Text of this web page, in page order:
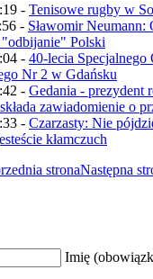
- Tenisowe rugby w
- Sławomir Neumann:
Polski
- 40-lecia Specjalnego
Nr 2 w Gdańsku
- Gedania - prezydent
zawiadomienie o
- Czarzasty: Nie
kłamczuch
stronaNastępna
Imię